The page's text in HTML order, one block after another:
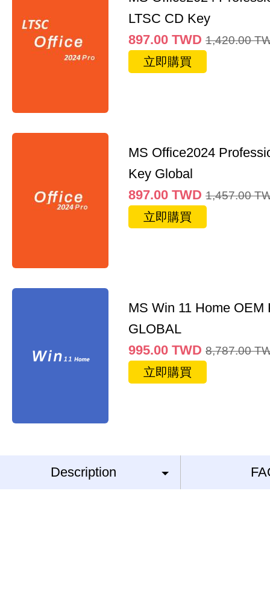
LTSC CD Key
897.00 TWD 1,420.00
立即購買
MS Office2024
Key Global
897.00 TWD 1,457.00
立即購買
MS Win 11 Home OEM
GLOBAL
995.00 TWD 8,787.00
立即購買
Description